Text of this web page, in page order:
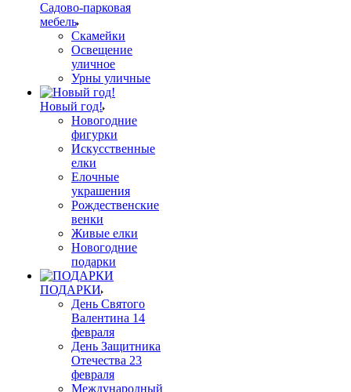
Садово-парковая
мебель
Скамейки
Освещение
уличное
Урны уличные
Новый год!
Новогодние
фигурки
Искусственные
елки
Елочные
украшения
Рождественские
венки
Живые елки
Новогодние
подарки
ПОДАРКИ
День Святого
Валентина 14
февраля
День Защитника
Отечества 23
февраля
Международный